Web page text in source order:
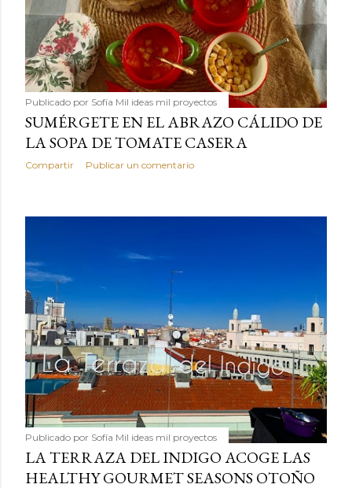
Publicado por Sofía Mil ideas mil proyectos
SUMÉRGETE EN EL ABRAZO CÁLIDO DE
LA SOPA DE TOMATE CASERA
Compartir Publicar un comentario
Publicado por Sofía Mil ideas mil proyectos
LA TERRAZA DEL INDIGO ACOGE LAS
HEALTHY GOURMET SEASONS OTOÑO